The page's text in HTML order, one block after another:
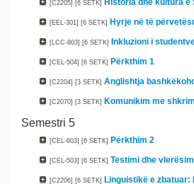
[C2205] [6 SETK] Historia dhe kultura e
[EEL-301] [6 SETK] Hyrje në të
[LCC-803] [6 SETK] Inkluzioni i
[CEL-504] [6 SETK] Përkthim 1
[C2204] [3 SETK] Anglishtja
[C2070] [3 SETK] Komunikim me shkrim
Semestri 5
[CEL-603] [6 SETK] Përkthim 2
[CEL-503] [6 SETK] Testimi dhe
[C2206] [6 SETK] Linguistikë e zbatuar: